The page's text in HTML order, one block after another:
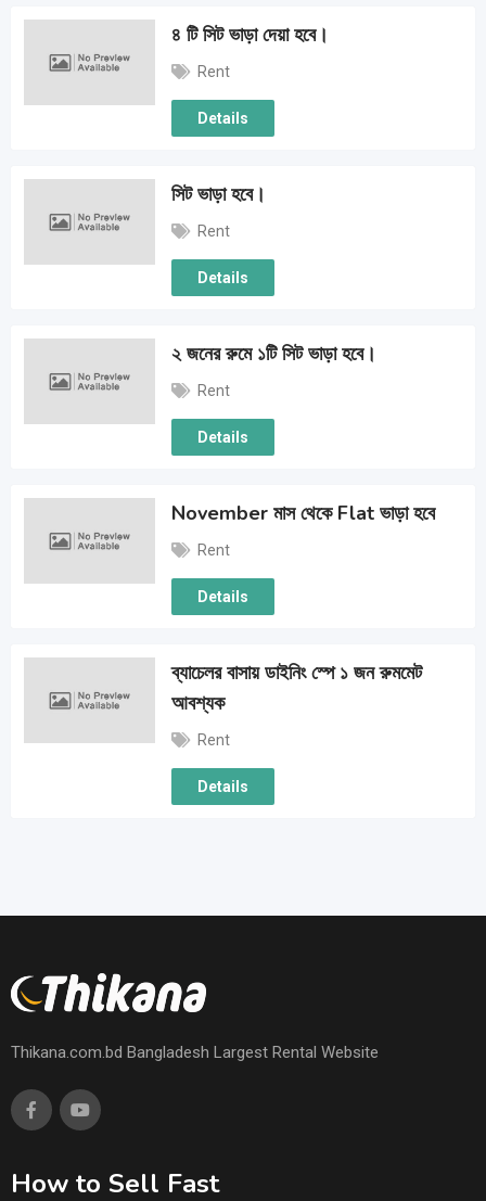
৪ টি সিট ভাড়া দেয়া হবে।
Rent
Details
সিট ভাড়া হবে।
Rent
Details
২ জনের রুমে ১টি সিট ভাড়া হবে।
Rent
Details
November মাস থেকে Flat ভাড়া হবে
Rent
Details
ব্যাচেলর বাসায় ডাইনিং স্পে ১ জন রুমমেট
আবশ্যক
Rent
Details
Thikana.com.bd Bangladesh Largest Rental Website
How to Sell Fast